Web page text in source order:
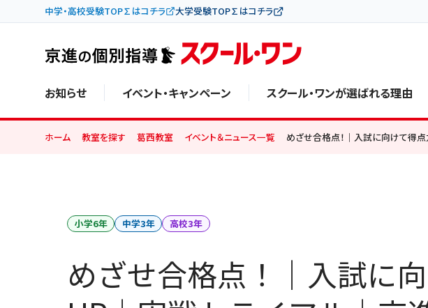
中学・高校受験TOP∑はコチラ 大学受験TOP∑はコチラ
お知らせ イベント・キャンペーン スクール・ワンが選ばれる理由
ホーム 教室を探す 葛西教室 イベント＆ニュース一覧 めざせ合格点！｜入試に向けて得
小学6年 中学3年 高校3年
めざせ合格点！｜入試に